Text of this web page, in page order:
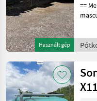
Használt gép
==
upon
X11